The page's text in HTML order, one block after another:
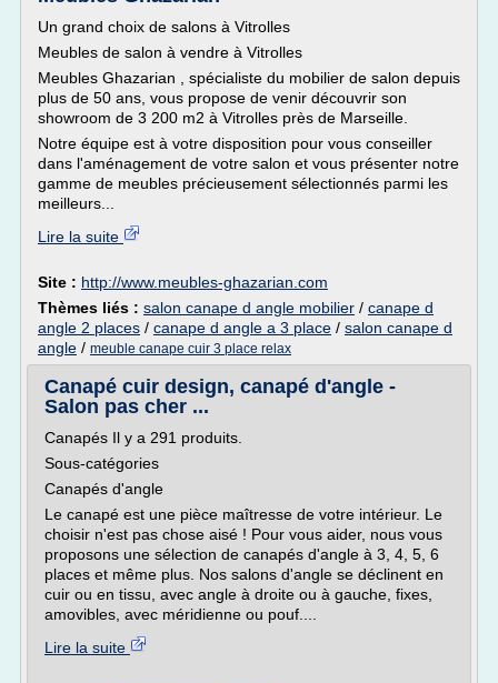
Un grand choix de salons à Vitrolles
Meubles de salon à vendre à Vitrolles
Meubles Ghazarian , spécialiste du mobilier de salon depuis
plus de 50 ans, vous propose de venir découvrir son
showroom de 3 200 m2 à Vitrolles près de Marseille.
Notre équipe est à votre disposition pour vous conseiller
dans l'aménagement de votre salon et vous présenter notre
gamme de meubles précieusement sélectionnés parmi les
meilleurs...
Lire la suite
Site : http://www.meubles-ghazarian.com
Thèmes liés : salon canape d angle mobilier / canape d
angle 2 places / canape d angle a 3 place / salon canape d
angle / meuble canape cuir 3 place relax
Canapé cuir design, canapé d'angle -
Salon pas cher ...
Canapés Il y a 291 produits.
Sous-catégories
Canapés d'angle
Le canapé est une pièce maîtresse de votre intérieur. Le
choisir n'est pas chose aisé ! Pour vous aider, nous vous
proposons une sélection de canapés d'angle à 3, 4, 5, 6
places et même plus. Nos salons d'angle se déclinent en
cuir ou en tissu, avec angle à droite ou à gauche, fixes,
amovibles, avec méridienne ou pouf....
Lire la suite